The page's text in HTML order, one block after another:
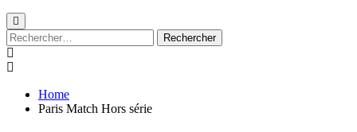
Rechercher :
Home
Paris Match Hors série